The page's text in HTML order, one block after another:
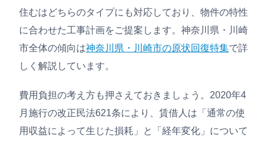
住むはどちらのタイプにも対応しており、物件の特性
に合わせた工事計画をご提案します。神奈川県・川崎
市全体の傾向は神奈川県・川崎市の原状回復特集で詳
しく解説しています。
費用負担の考え方も押さえておきましょう。2020年4
月施行の改正民法621条により、賃借人は「通常の使
用収益によって生じた損耗」と「経年変化」について